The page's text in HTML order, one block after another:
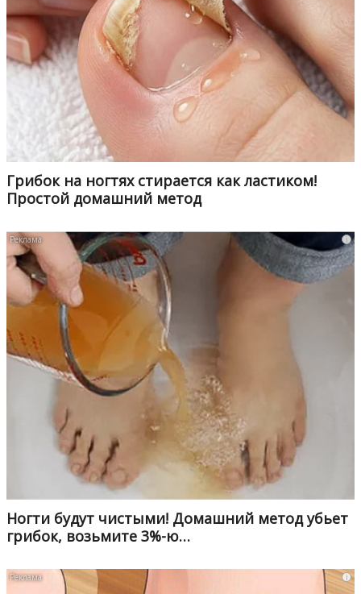
Грибок на ногтях стирается как ластиком!
Простой домашний метод
i
Ногти будут чистыми! Домашний метод убьет
грибок, возьмите 3%-ю…
i